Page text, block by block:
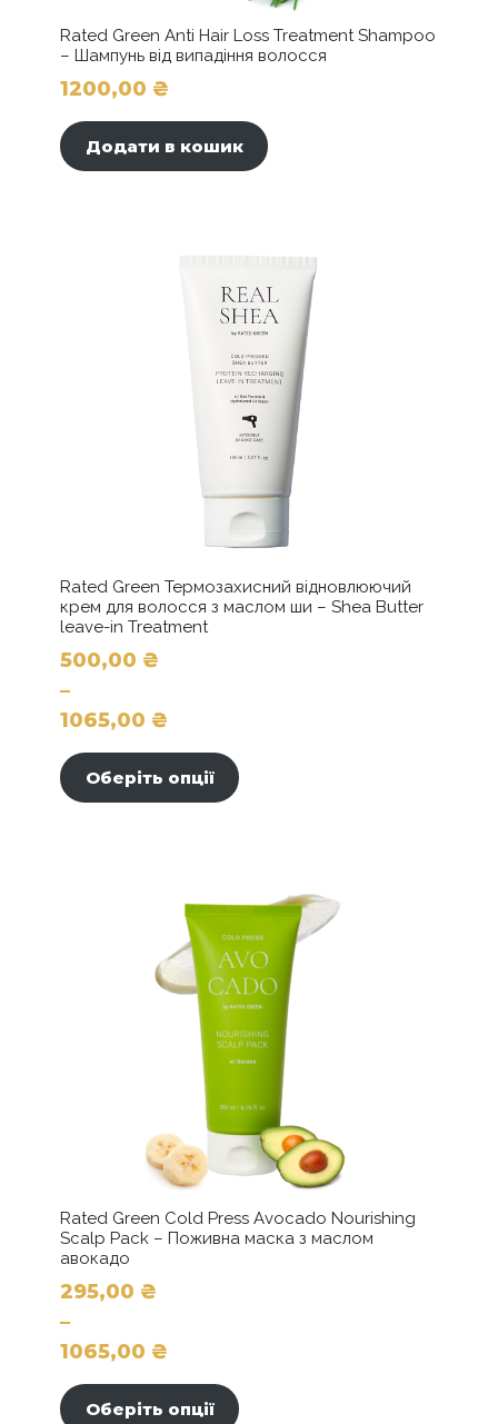
Rated Green Anti Hair Loss Treatment Shampoo
– Шампунь від випадіння волосся
1200,00 ₴
Додати в кошик
Rated Green Термозахисний відновлюючий
крем для волосся з маслом ши – Shea Butter
leave-in Treatment
500,00 ₴
–
1065,00 ₴
Діапазон
цін:
від
Оберіть опції
можна
вибрати
на
сторінці
товару
Rated Green Cold Press Avocado Nourishing
Scalp Pack – Поживна маска з маслом
авокадо
295,00 ₴
–
1065,00 ₴
Діапазон
цін:Оберіть опції